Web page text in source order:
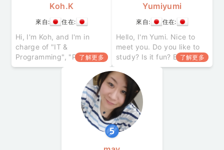
Koh.K
來自: 住在:
Hi, I'm Koh, and I'm in
charge of "IT &
Programming", "Private
Tutoring", and "Piano". I'm
了解更多
Yumiyumi
來自: 住在:
Hello, I'm Yumi. Nice to
meet you. Do you like to
study? Is it fun? Break the
vicious cycle of "I don't
know" and "I'm not good
at it" and beginning
了解更多